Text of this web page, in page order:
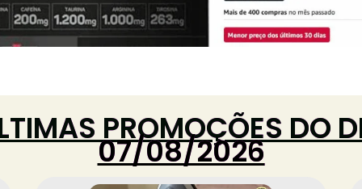
PROMOÇÕES DO
07/08/2026